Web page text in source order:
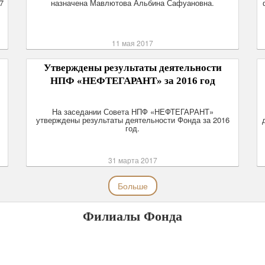
назначена Мавлютова Альбина Сафуановна.
11 мая 2017
Утверждены результаты деятельности
НПФ «НЕФТЕГАРАНТ» за 2016 год
На заседании Совета НПФ «НЕФТЕГАРАНТ»
утверждены результаты деятельности Фонда за 2016
год.
31 марта 2017
Больше
Филиалы Фонда